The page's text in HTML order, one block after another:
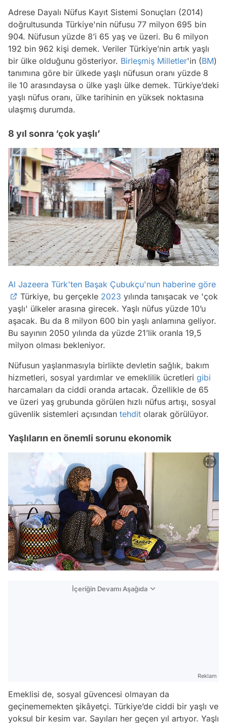
Adrese Dayalı Nüfus Kayıt Sistemi Sonuçları (2014)
doğrultusunda Türkiye'nin nüfusu 77 milyon 695 bin
904. Nüfusun yüzde 8’i 65 yaş ve üzeri. Bu 6 milyon
192 bin 962 kişi demek. Veriler Türkiye’nin artık yaşlı
bir ülke olduğunu gösteriyor. Birleşmiş Milletler'in (BM)
tanımına göre bir ülkede yaşlı nüfusun oranı yüzde 8
ile 10 arasındaysa o ülke yaşlı ülke demek. Türkiye’deki
yaşlı nüfus oranı, ülke tarihinin en yüksek noktasına
ulaşmış durumda.
8 yıl sonra ‘çok yaşlı’
Al Jazeera Türk'ten Başak Çubukçu'nun haberine göre
Türkiye, bu gerçekle 2023 yılında tanışacak ve 'çok
yaşlı' ülkeler arasına girecek. Yaşlı nüfus yüzde 10’u
aşacak. Bu da 8 milyon 600 bin yaşlı anlamına geliyor.
Bu sayının 2050 yılında da yüzde 21’lik oranla 19,5
milyon olması bekleniyor.
Nüfusun yaşlanmasıyla birlikte devletin sağlık, bakım
hizmetleri, sosyal yardımlar ve emeklilik ücretleri gibi
harcamaları da ciddi oranda artacak. Özellikle de 65
ve üzeri yaş grubunda görülen hızlı nüfus artışı, sosyal
güvenlik sistemleri açısından tehdit olarak görülüyor.
Yaşlıların en önemli sorunu ekonomik
İçeriğin Devamı Aşağıda
Reklam
Emeklisi de, sosyal güvencesi olmayan da
geçinememekten şikâyetçi. Türkiye’de ciddi bir yaşlı ve
yoksul bir kesim var. Sayıları her geçen yıl artıyor. Yaşlı